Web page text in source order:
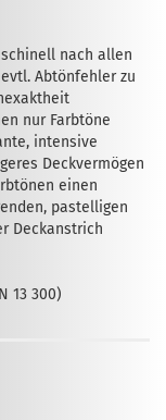
nach allen
Abtönfehler zu
nur Farbtöne
intensive
Deckvermögen
einen
pastelligen
Deck­anstrich
13 300)